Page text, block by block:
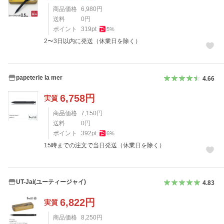
商品価格 6,980円
送料
0円
ポイント
319pt 5%
2〜3日以内に発送（休業日を除く）
papeterie la mer 4.66
実質 6,758円
商品価格 7,150円
送料
0円
ポイント
392pt 6%
15時までの注文で当日発送（休業日を除く）
UT-Jai(ユーティージャイ) 4.83
実質 6,822円
商品価格 8,250円